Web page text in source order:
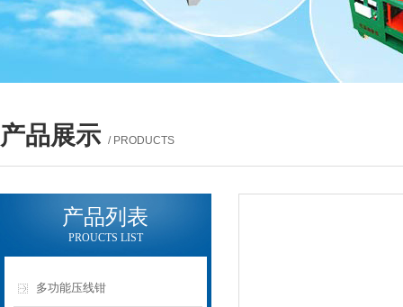
产品展示 / PRODUCTS
产品列表
PROUCTS LIST
多功能压线钳